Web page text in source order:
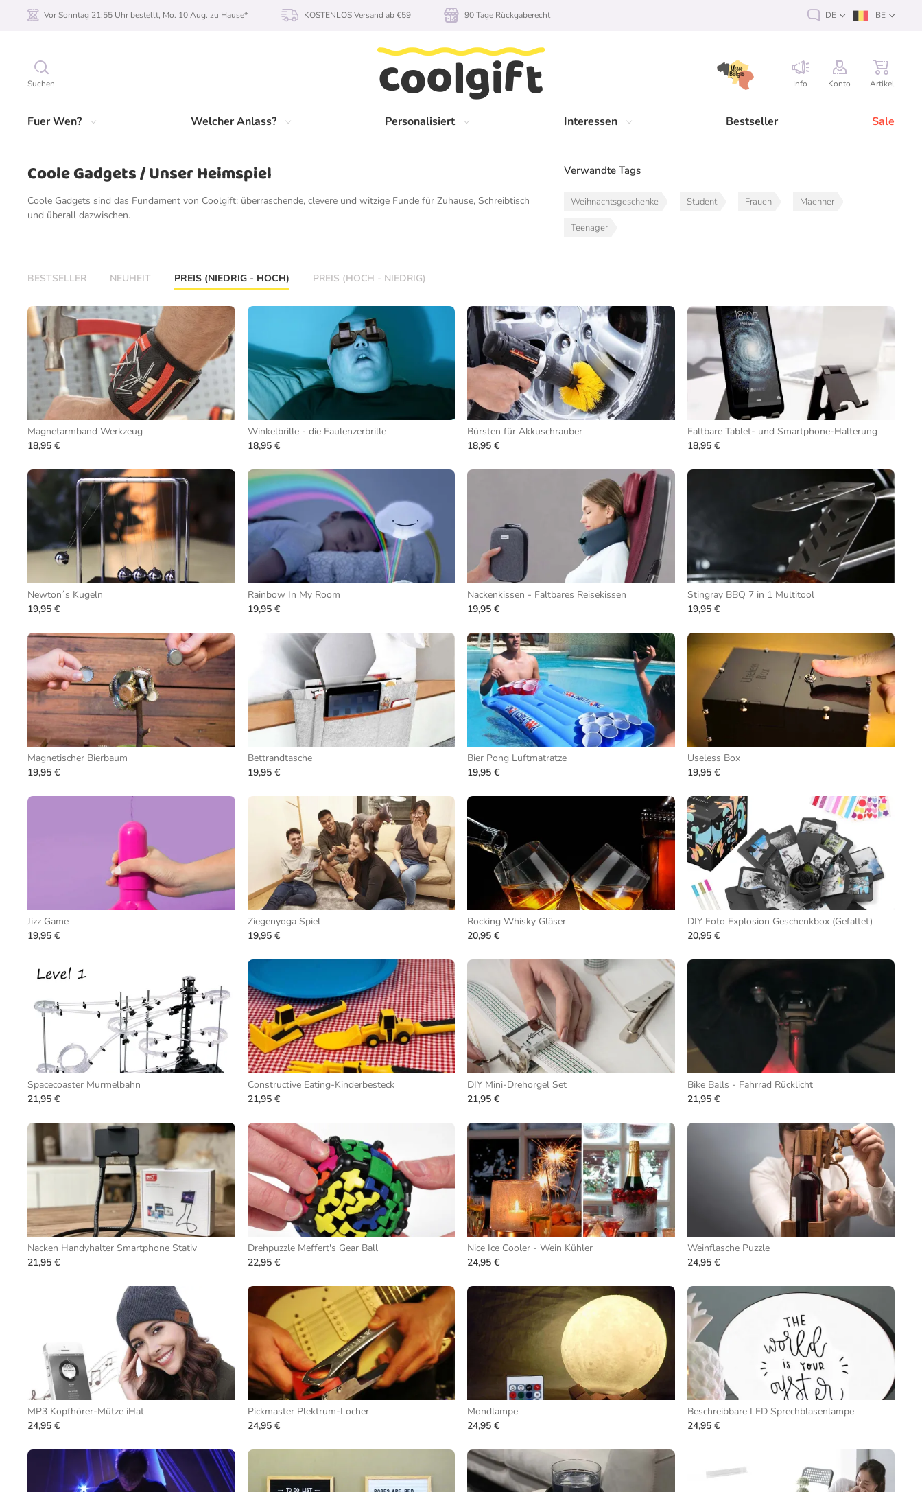
Suchen Info Konto Artikel
Fuer Wen? Welcher Anlass? Personalisiert Interessen Bestseller Sale
Vor Sonntag 21:55 Uhr bestellt, Mo. 10 Aug. zu Hause* KOSTENLOS Versand ab €59 90 Tage Rückgaberecht DE BE
Coole Gadgets / Unser Heimspiel
Coole Gadgets sind das Fundament von Coolgift: überraschende, clevere und witzige Funde für Zuhause, Schreibtisch
und überall dazwischen.
Verwandte Tags
Weihnachtsgeschenke Student Frauen Maenner
Teenager
BESTSELLER NEUHEIT PREIS (NIEDRIG - HOCH) PREIS (HOCH - NIEDRIG)
Magnetarmband Werkzeug
18,95 €
Winkelbrille - die Faulenzerbrille
18,95 €
Bürsten für Akkuschrauber
18,95 €
Faltbare Tablet- und Smartphone-Halterung
18,95 €
Newton´s Kugeln
19,95 €
Rainbow In My Room
19,95 €
Nackenkissen - Faltbares Reisekissen
19,95 €
Stingray BBQ 7 in 1 Multitool
19,95 €
Magnetischer Bierbaum
19,95 €
Bettrandtasche
19,95 €
Bier Pong Luftmatratze
19,95 €
Useless Box
19,95 €
Jizz Game
19,95 €
Ziegenyoga Spiel
19,95 €
Rocking Whisky Gläser
20,95 €
DIY Foto Explosion Geschenkbox (Gefaltet)
20,95 €
Spacecoaster Murmelbahn
21,95 €
Constructive Eating-Kinderbesteck
21,95 €
DIY Mini-Drehorgel Set
21,95 €
Bike Balls - Fahrrad Rücklicht
21,95 €
Nacken Handyhalter Smartphone Stativ
21,95 €
Drehpuzzle Meffert's Gear Ball
22,95 €
Nice Ice Cooler - Wein Kühler
24,95 €
Weinflasche Puzzle
24,95 €
MP3 Kopfhörer-Mütze iHat
24,95 €
Pickmaster Plektrum-Locher
24,95 €
Mondlampe
24,95 €
Beschreibbare LED Sprechblasenlampe
24,95 €